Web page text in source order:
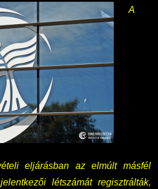
A
eljárásban az elmúlt másfél
létszámát regisztrálták,